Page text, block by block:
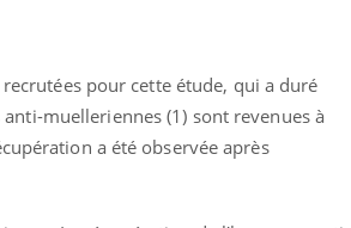
pour cette étude, qui a duré
muelleriennes (1) sont revenues à
a été observée après